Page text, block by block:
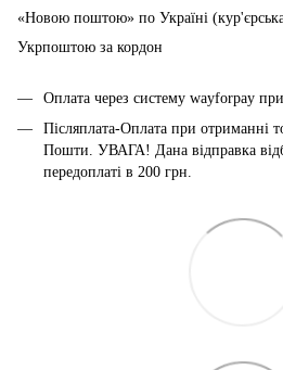
«Новою поштою» по Україні
Укрпоштою за кордон
Оплата через систему wayforpay
Післяплата-Оплата при отриманні
Пошти. УВАГА! Дана відправка
передоплаті в 200 грн.